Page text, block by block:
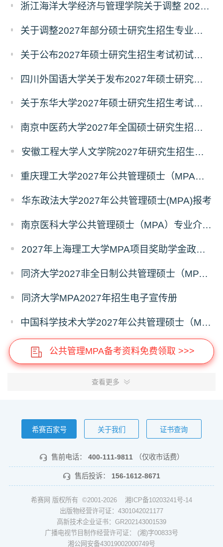
浙江海洋大学经济与管理学院关于调整 2027年硕士研究生招生考试初试科目的公告
关于调整2027年部分硕士研究生招生专业初试考试科目的公告（持续更新中）
关于公布2027年硕士研究生招生考试初试自命题科目考试大纲的通知
四川外国语大学关于发布2027年硕士研究生招生考试自命题科目大纲的公告
关于东华大学2027年硕士研究生招生考试（初试）招生目录拟调整公告（一）
南京中医药大学2027年全国硕士研究生招生考试初试自命题科目考试内容及参考书目
安徽工程大学人文学院2027年研究生招生简章
重庆理工大学2027年公共管理硕士（MPA）专业学位研究生（双证）报考
华东政法大学2027年公共管理硕士(MPA)报考
南京医科大学公共管理硕士（MPA）专业介绍（2027年）
2027年上海理工大学MPA项目奖助学金政策发布
同济大学2027非全日制公共管理硕士（MPA）奖学金方案
同济大学MPA2027年招生电子宣传册
中国科学技术大学2027年公共管理硕士（MPA）专业学位研究生招生通知
公共管理MPA备考资料免费领取 >>>
查看更多
希赛百家号 关于我们 证书查询
售前电话： 400-111-9811 （仅收市话费）
售后投诉： 156-1612-8671
希赛网 版权所有 ©2001-2026 湘ICP备10203241号-14
出版物经营许可证：4301042021177
高新技术企业证书：GR202143001539
广播电视节目制作经营许可证： (湘)字00833号
湘公网安备43019002000749号